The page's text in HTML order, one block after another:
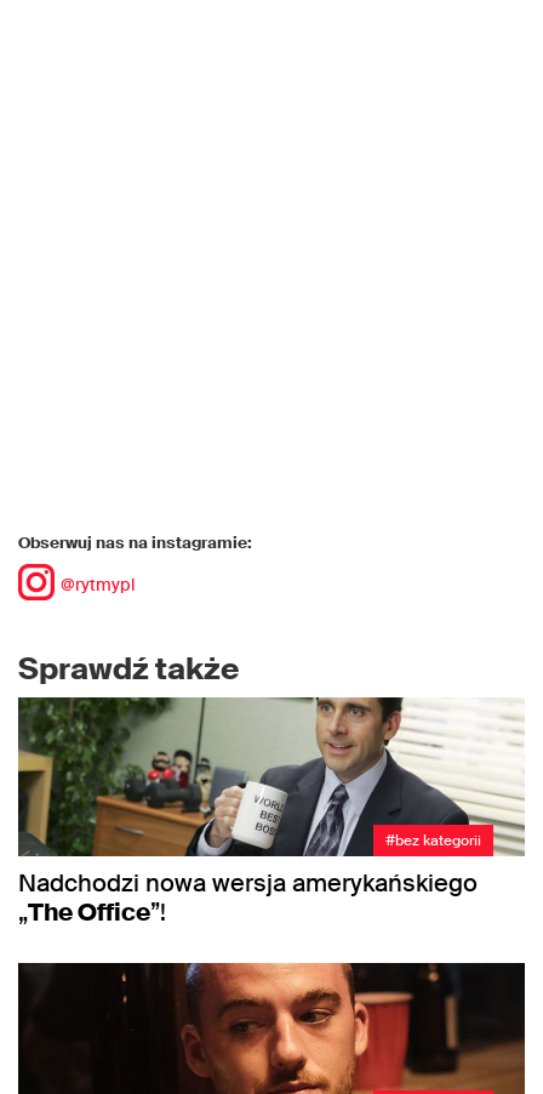
Obserwuj nas na instagramie:
@rytmypl
Sprawdź także
#bez kategorii
Nadchodzi nowa wersja amerykańskiego
„The Office”!